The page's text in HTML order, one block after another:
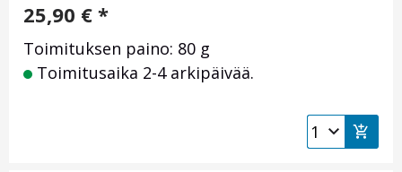
25,90 € *
Toimituksen paino: 80 g
Toimitusaika 2-4 arkipäivää.